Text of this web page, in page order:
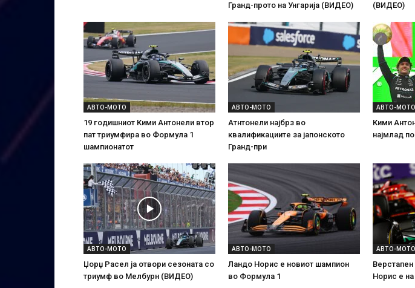
Гранд-прото на Унгарија (ВИДЕО)
(ВИДЕО)
АВТО-МОТО
19 годишниот Кими Антонели втор
пат триумфира во Формула 1
шампионатот
АВТО-МОТО
Атнтонели најбрз во
квалификациите за јапонското
Гранд-при
АВТО-МОТО
Кими
најмлад
АВТО-МОТО
Џорџ Расел ја отвори сезоната со
триумф во Мелбурн (ВИДЕО)
АВТО-МОТО
Ландо Норис е новиот шампион
во Формула 1
АВТО-МОТО
Верстапен
Норис е